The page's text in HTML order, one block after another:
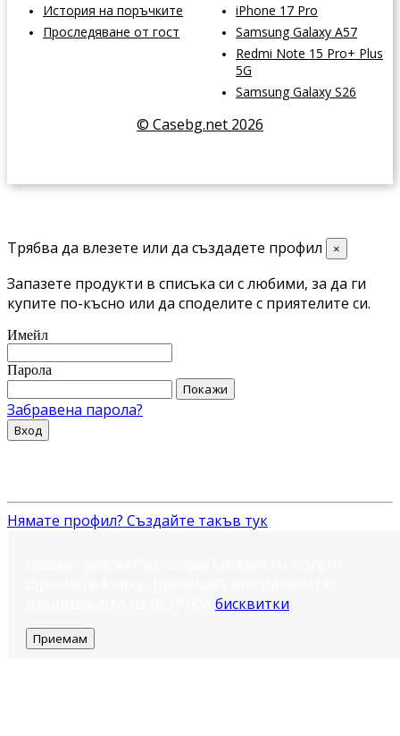
История на поръчките
Проследяване от гост
iPhone 17 Pro
Samsung Galaxy A57
Redmi Note 15 Pro+ Plus
5G
Samsung Galaxy S26
© Casebg.net 2026
Трябва да влезете или да създадете профил ×
Запазете продукти в списъка си с любими, за да ги
купите по-късно или да споделите с приятелите си.
Имейл
Парола
Покажи
Забравена парола?
Вход
Нямате профил? Създайте такъв тук
бисквитки
Приемам